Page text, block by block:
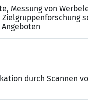
Chain
oder
Arbeitsweise
internen